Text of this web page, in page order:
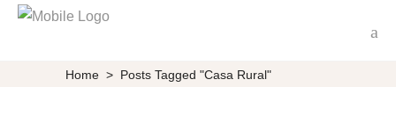
Home > Posts Tagged "casa Rural"